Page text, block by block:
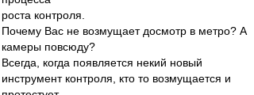
роста контроля.
Почему Вас не возмущает досмотр в метро? А
камеры повсюду?
Всегда, когда появляется некий новый
инструмент контроля, кто то возмущается и